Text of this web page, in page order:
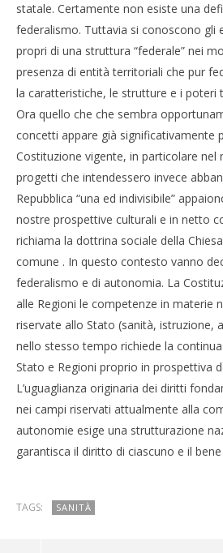
statale. Certamente non esiste una
federalismo. Tuttavia si conoscono gli
propri di una struttura “federale” nei
presenza di entità territoriali che pur
la caratteristiche, le strutture e i poteri
Ora quello che che sembra
concetti appare già significativamente
Costituzione vigente, in particolare nel
progetti che intendessero invece
Repubblica “una ed indivisibile”
nostre prospettive culturali e in netto
richiama la dottrina sociale della
comune . In questo contesto vanno
federalismo e di autonomia. La
alle Regioni le competenze in materie
riservate allo Stato (sanità, istruzione,
nello stesso tempo richiede la
Stato e Regioni proprio in prospettiva
L’uguaglianza originaria dei diritti
nei campi riservati attualmente alla
autonomie esige una strutturazione
garantisca il diritto di ciascuno e il
TAGS: SANITÀ